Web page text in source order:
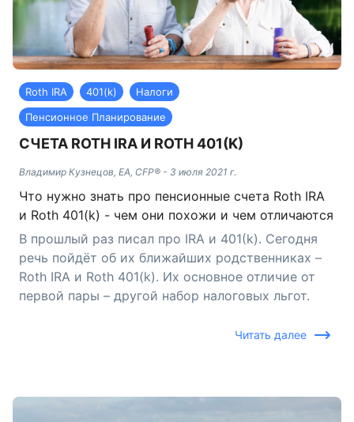
Roth IRA 401(k)
Налоги
Пенсионное Планирование
СЧЕТА ROTH IRA И ROTH 401(K)
Владимир Кузнецов, EA, CFP® - 3 июля 2021 г.
Что нужно знать про пенсионные счета Roth IRA
и Roth 401(k) - чем они похожи и чем отличаются
В прошлый раз писал про IRA и 401(k). Сегодня
речь пойдёт об их ближайших родственниках –
Roth IRA и Roth 401(k). Их основное отличие от
первой пары – другой набор налоговых льгот.
Читать далее